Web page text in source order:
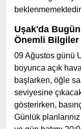
Uşak'da
Önemli Bilgiler
09 Ağustos günü
boyunca açık
başlarken, öğle
seviyesine
gösterirken,
Günlük